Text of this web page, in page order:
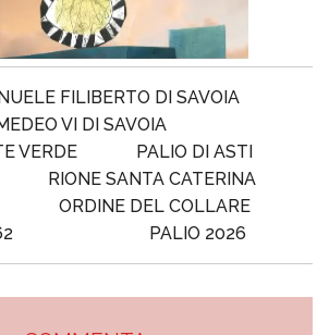
FILIBERTO DI SAVOIA
VI DI SAVOIA
VERDE
PALIO DI ASTI
RIONE SANTA CATERINA
ORDINE DEL COLLARE
PALIO 2026